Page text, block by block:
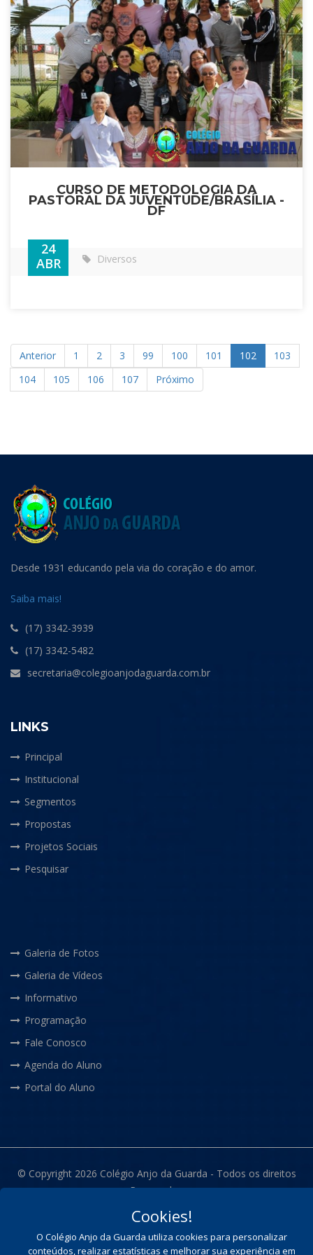
CURSO DE METODOLOGIA DA
PASTORAL DA JUVENTUDE/BRASÍLIA -
DF
24
ABR
Diversos
Anterior 1 2 3 99 100 101 102
103
104
105 106 107 Próximo
Desde 1931 educando pela via do coração e do amor.
Saiba mais!
(17) 3342-3939
(17) 3342-5482
secretaria@colegioanjodaguarda.com.br
LINKS
Principal
Institucional
Segmentos
Propostas
Projetos Sociais
Pesquisar
Galeria de Fotos
Galeria de Vídeos
Informativo
Programação
Fale Conosco
Agenda do Aluno
Portal do Aluno
© Copyright 2026 Colégio Anjo da Guarda - Todos os direitos
Reservados
Cookies!
O Colégio Anjo da Guarda utiliza cookies para personalizar
conteúdos, realizar estatísticas e melhorar sua experiência em